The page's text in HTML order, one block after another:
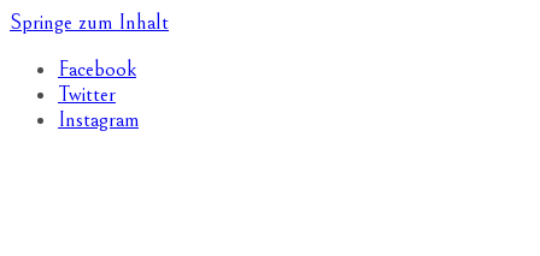
Springe zum Inhalt
Facebook
Twitter
Instagram